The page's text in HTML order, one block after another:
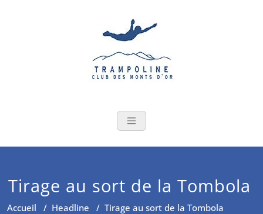
Tirage au sort de la Tombola
Accueil / Headline / Tirage au sort de la Tombola